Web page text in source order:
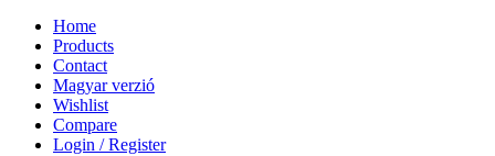
Home
Products
Contact
Magyar verzió
Wishlist
Compare
Login / Register